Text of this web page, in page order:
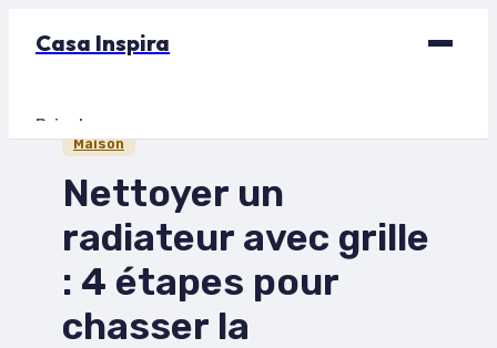
Casa Inspira
Bricolage
Maison
Nettoyer un
radiateur avec grille
: 4 étapes pour
chasser la